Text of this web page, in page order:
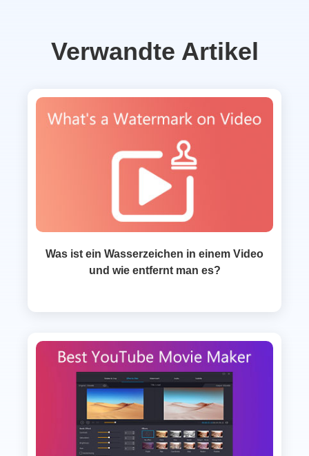
Verwandte Artikel
Was ist ein Wasserzeichen in einem Video
und wie entfernt man es?